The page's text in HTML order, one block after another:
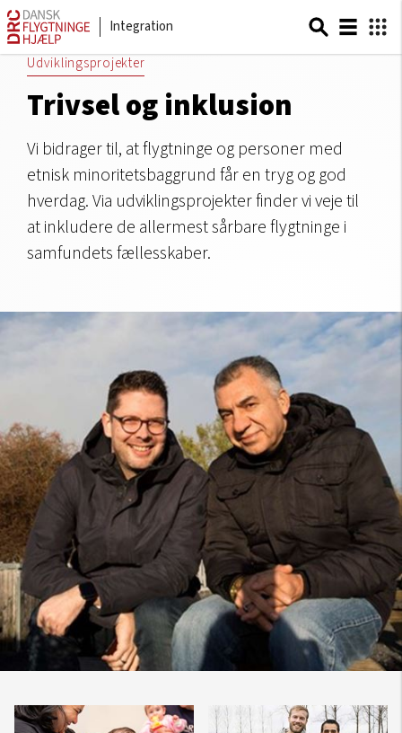
Integration
Udviklingsprojekter
Trivsel og inklusion
Vi bidrager til, at flygtninge og personer med
etnisk minoritetsbaggrund får en tryg og god
hverdag. Via udviklingsprojekter finder vi veje til
at inkludere de allermest sårbare flygtninge i
samfundets fællesskaber.